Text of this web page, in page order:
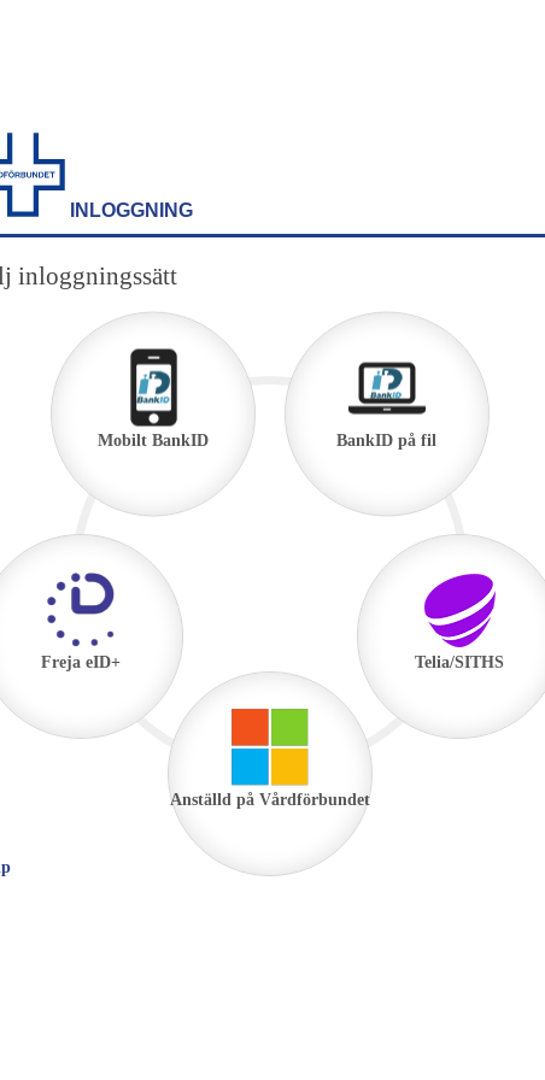
INLOGGNING
inloggningssätt
Mobilt BankID BankID på fil
Telia/SITHS
Anställd på Vårdförbundet
Freja eID+